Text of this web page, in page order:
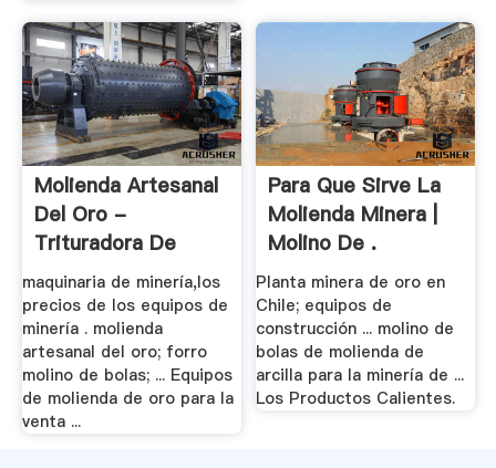
Molienda Artesanal
Del Oro -
Trituradora De
Cono
maquinaria de minería,los
precios de los equipos de
minería . molienda
artesanal del oro; forro
molino de bolas; ... Equipos
de molienda de oro para la
venta ...
Para Que Sirve La
Molienda Minera |
Molino De .
Planta minera de oro en
Chile; equipos de
construcción ... molino de
bolas de molienda de
arcilla para la minería de ...
Los Productos Calientes.